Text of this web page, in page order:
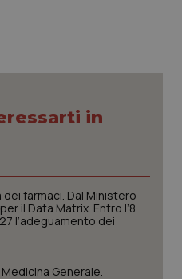
Ulcerosa
neurodegenerative
in
farmaci. Dal Ministero
il Data Matrix. Entro l’8
l’adeguamento dei
Generale.